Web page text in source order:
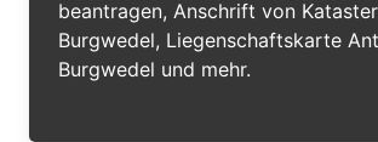
beantragen, Anschrift von
Burgwedel, Liegenschaftskarte
Burgwedel und mehr.